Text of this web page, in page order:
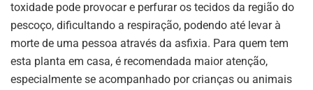
toxidade pode provocar e perfurar os tecidos da região do
pescoço, dificultando a respiração, podendo até levar à
morte de uma pessoa através da asfixia. Para quem tem
esta planta em casa, é recomendada maior atenção,
especialmente se acompanhado por crianças ou animais